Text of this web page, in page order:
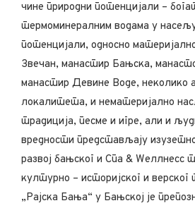
чине природни потенцијали –
термоминералним водама у
потенцијали, односно
Звечан, манастир Бањска,
манастир Девине Воде, неколико
локалитета, и нематеријално
традиција, песме и игре, али и
вредности представљају
развој бањског и Спа & Wеллнесс
културно – историјског и верског
„Рајска Бања“ у Бањској је